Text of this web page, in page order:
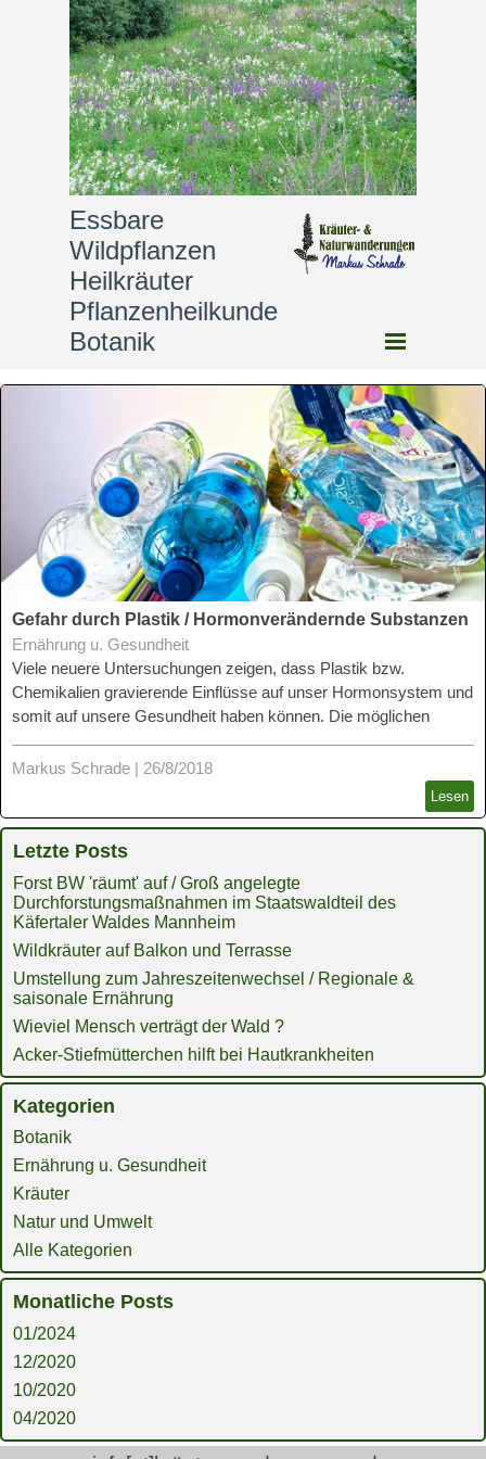
Essbare
Wildpflanzen
Heilkräuter
Pflanzenheilkunde
Botanik
Gefahr durch Plastik / Hormonverändernde Substanzen
Ernährung u. Gesundheit
Viele neuere Untersuchungen zeigen, dass Plastik bzw.
Chemikalien gravierende Einflüsse auf unser Hormonsystem und
somit auf unsere Gesundheit haben können. Die möglichen
wichtige Infos zum Thema sowie Tipps, worauf man im Alltag
Markus Schrade 26/8/2018
Lesen
Letzte Posts
Forst BW 'räumt' auf / Groß angelegte
Durchforstungsmaßnahmen im Staatswaldteil des
Käfertaler Waldes Mannheim
Wildkräuter auf Balkon und Terrasse
Umstellung zum Jahreszeitenwechsel / Regionale &
saisonale Ernährung
Wieviel Mensch verträgt der Wald ?
Acker-Stiefmütterchen hilft bei Hautkrankheiten
Kategorien
Botanik
Ernährung u. Gesundheit
Kräuter
Natur und Umwelt
Alle Kategorien
Monatliche Posts
01/2024
12/2020
10/2020
04/2020